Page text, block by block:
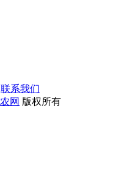
联系我们
网 版权所有